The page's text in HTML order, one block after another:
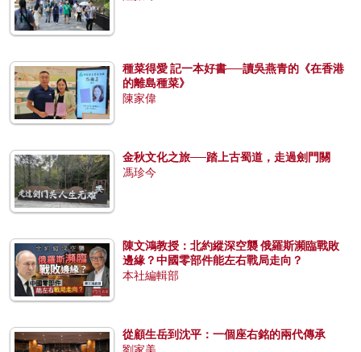
種菜得愛 記一本好書──讀吳燕青的《在香港
的離島種菜》
陳家偉
金秋文化之旅──踏上古蜀道，走過劍門關
馮珍今
陳文鴻教授：北約縱深空襲 俄羅斯瀕臨戰敗
邊緣？中國零部件能左右戰局走向？
本社編輯部
從顧生岳到沈平：一個座右銘的兩代傳承